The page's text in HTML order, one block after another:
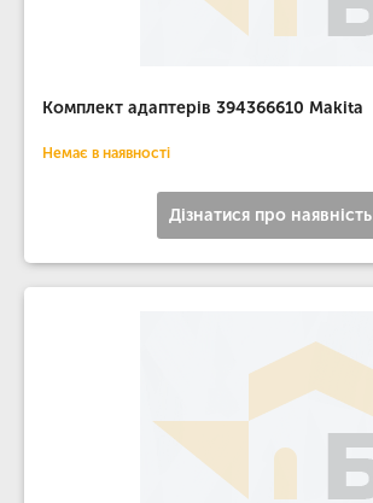
Комплект адаптерів 394366610 Makita
Немає в наявності
Дізнатися про наявність